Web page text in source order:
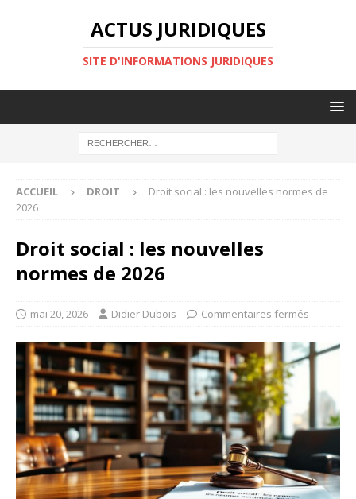
ACTUS JURIDIQUES
SITE D'INFORMATIONS JURIDIQUES
ACCUEIL DROIT
Droit social : les nouvelles normes de
2026
Droit social : les nouvelles
normes de 2026
mai 20, 2026 Didier Dubois Commentaires fermés